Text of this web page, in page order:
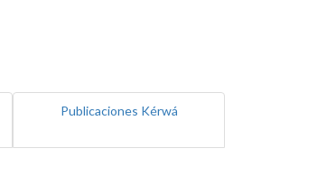
Publicaciones Kérwá